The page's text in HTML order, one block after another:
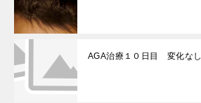
AGA治療１０日目 変化なし